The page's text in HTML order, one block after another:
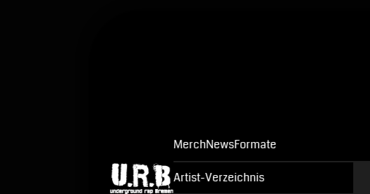
MerchNewsFormate
Artist-Verzeichnis